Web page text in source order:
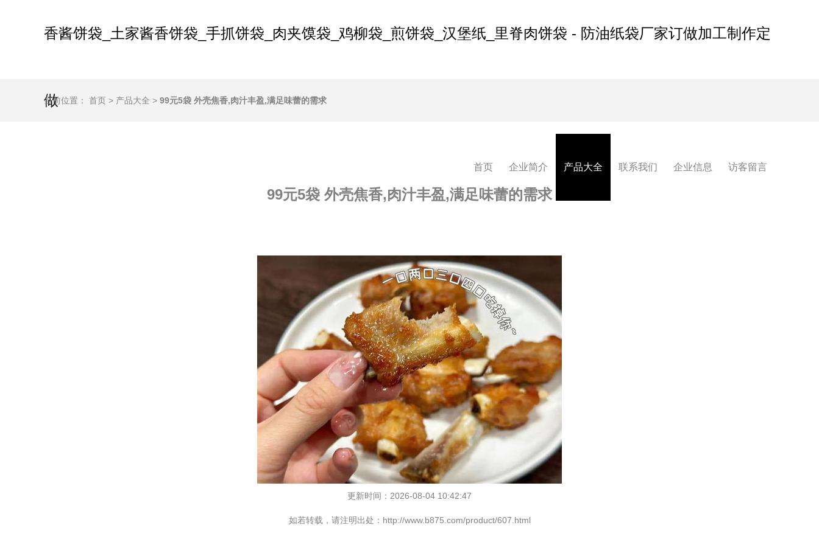
香酱饼袋_土家酱香饼袋_手抓饼袋_肉夹馍袋_鸡柳袋_煎饼袋_汉堡纸_里脊肉饼袋 - 防油纸袋厂家订做加工制作定
做
首页 企业简介 产品大全 联系我们 企业信息 访客留言
当前位置： 首页 > 产品大全 > 99元5袋 外壳焦香,肉汁丰盈,满足味蕾的需求
99元5袋 外壳焦香,肉汁丰盈,满足味蕾的需求
更新时间：2026-08-04 10:42:47
如若转载，请注明出处：http://www.b875.com/product/607.html